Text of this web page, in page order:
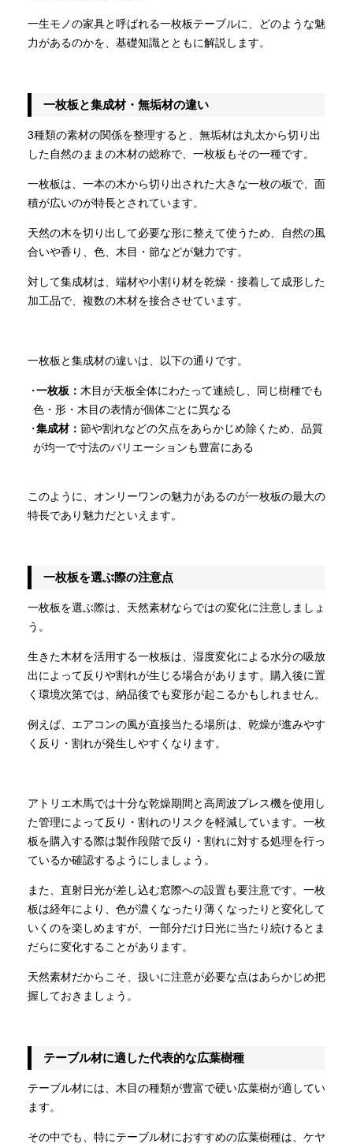
一生モノの家具と呼ばれる一枚板テーブルに、どのような魅
力があるのかを、基礎知識とともに解説します。
一枚板と集成材・無垢材の違い
3種類の素材の関係を整理すると、無垢材は丸太から切り出
した自然のままの木材の総称で、一枚板もその一種です。
一枚板は、一本の木から切り出された大きな一枚の板で、面
積が広いのが特長とされています。
天然の木を切り出して必要な形に整えて使うため、自然の風
合いや香り、色、木目・節などが魅力です。
対して集成材は、端材や小割り材を乾燥・接着して成形した
加工品で、複数の木材を接合させています。
一枚板と集成材の違いは、以下の通りです。
一枚板： 木目が天板全体にわたって連続し、同じ樹種でも
色・形・木目の表情が個体ごとに異なる
集成材： 節や割れなどの欠点をあらかじめ除くため、品質
が均一で寸法のバリエーションも豊富にある
このように、オンリーワンの魅力があるのが一枚板の最大の
特長であり魅力だといえます。
一枚板を選ぶ際の注意点
一枚板を選ぶ際は、天然素材ならではの変化に注意しましょ
う。
生きた木材を活用する一枚板は、湿度変化による水分の吸放
出によって反りや割れが生じる場合があります。購入後に置
く環境次第では、納品後でも変形が起こるかもしれません。
例えば、エアコンの風が直接当たる場所は、乾燥が進みやす
く反り・割れが発生しやすくなります。
アトリエ木馬では十分な乾燥期間と高周波プレス機を使用し
た管理によって反り・割れのリスクを軽減しています。一枚
板を購入する際は製作段階で反り・割れに対する処理を行っ
ているか確認するようにしましょう。
また、直射日光が差し込む窓際への設置も要注意です。一枚
板は経年により、色が濃くなったり薄くなったりと変化して
いくのを楽しめますが、一部分だけ日光に当たり続けるとま
だらに変化することがあります。
天然素材だからこそ、扱いに注意が必要な点はあらかじめ把
握しておきましょう。
テーブル材に適した代表的な広葉樹種
テーブル材には、木目の種類が豊富で硬い広葉樹が適してい
ます。
その中でも、特にテーブル材におすすめの広葉樹種は、ケヤ